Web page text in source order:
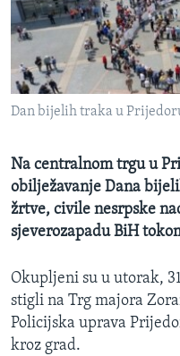
MAGAZIN
O GLASU AMERIKE
Learning English
Jezici
Dan bijelih traka u
Na centralnom trgu u
obilježavanje Dana
žrtve, civile nesrpske
sjeverozapadu BiH
Okupljeni su u utorak,
stigli na Trg majora
Policijska uprava
kroz grad.